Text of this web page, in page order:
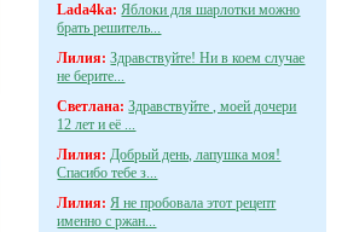
Lada4ka: Яблоки для шарлотки можно
брать решитель...
Лилия: Здравствуйте! Ни в коем случае
не берите...
Светлана: Здравствуйте , моей дочери
12 лет и её ...
Лилия: Добрый день, лапушка моя!
Спасибо тебе з...
Лилия: Я не пробовала этот рецепт
именно с ржан...